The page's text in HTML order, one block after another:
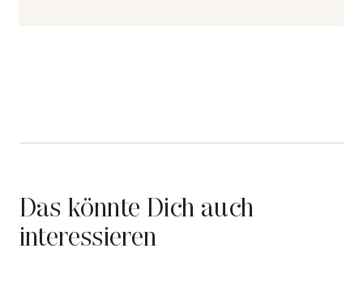
Das könnte Dich auch
interessieren